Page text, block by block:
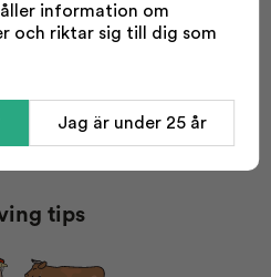
Halvtør
Rött vin
Konventionell
tips
information om
och riktar sig till dig som
Jag är under 25 år